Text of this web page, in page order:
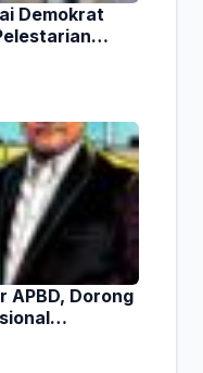
Demokrat
Dorong